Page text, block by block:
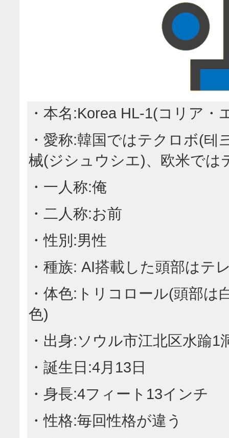
・本名:Korea HL-1(コリア・
・愛称:韓国ではテクロボ(
械(ジシュウシエ)、欧米では
・一人称:俺
・二人称:お前
・性別:男性
・種族: AI搭載した頭部はテ
・体色:トリコロール(頭部
色)
・出身:ソウル市江北区水踰1
・誕生日:4月13日
・身長:4フィート13インチ
・性格:毎回性格が違う